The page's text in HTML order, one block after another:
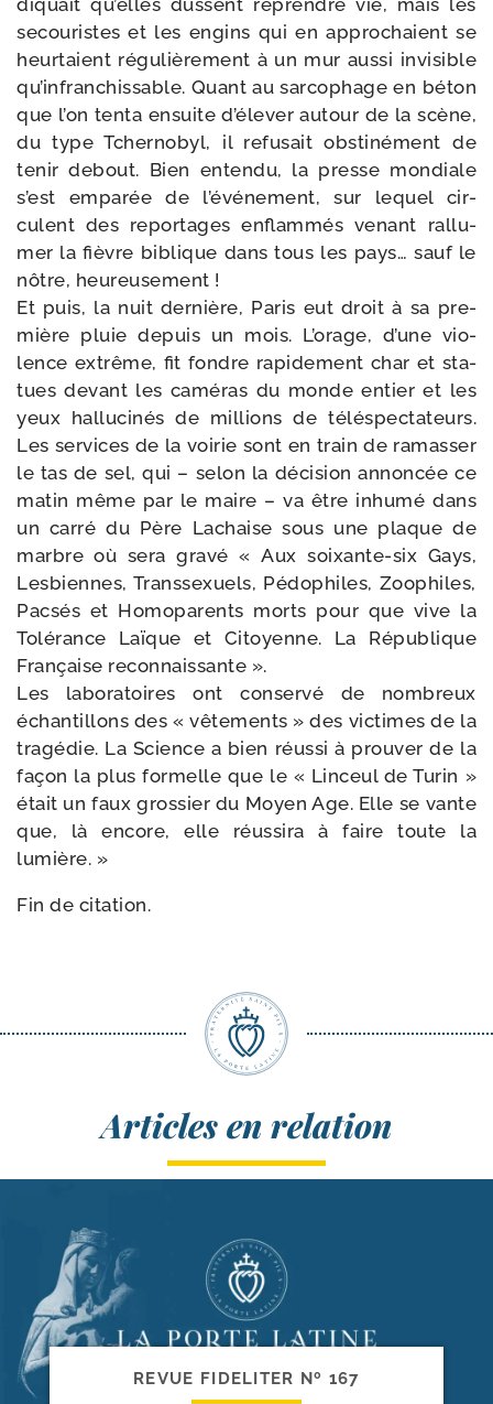
di­quait qu’elles dussent reprendre vie, mais les
secou­ristes et les engins qui en appro­chaient se
heur­taient régu­liè­re­ment à un mur aus­si invi­sible
qu’in­fran­chis­sable. Quant au sar­co­phage en béton
que l’on ten­ta ensuite d’é­le­ver autour de la scène,
du type Tchernobyl, il refu­sait obs­ti­né­ment de
tenir debout. Bien enten­du, la presse mon­diale
s’est empa­rée de l’é­vé­ne­ment, sur lequel cir­
culent des repor­tages enflam­més venant ral­lu­
mer la fièvre biblique dans tous les pays… sauf le
nôtre, heureusement !
Et puis, la nuit der­nière, Paris eut droit à sa pre­
mière pluie depuis un mois. L’orage, d’une vio­
lence extrême, fit fondre rapi­de­ment char et sta­
tues devant les camé­ras du monde entier et les
yeux hal­lu­ci­nés de mil­lions de télé­spec­ta­teurs.
Les ser­vices de la voi­rie sont en train de ramas­ser
le tas de sel, qui – selon la déci­sion annon­cée ce
matin même par le maire – va être inhu­mé dans
un car­ré du Père Lachaise sous une plaque de
marbre où sera gra­vé « Aux soixante-​six Gays,
Lesbiennes, Transsexuels, Pédophiles, Zoophiles,
Pacsés et Homoparents morts pour que vive la
Tolérance Laïque et Citoyenne. La République
Française reconnaissante ».
Les labo­ra­toires ont conser­vé de nom­breux
échan­tillons des « vête­ments » des vic­times de la
tra­gé­die. La Science a bien réus­si à prou­ver de la
façon la plus for­melle que le « Linceul de Turin »
était un faux gros­sier du Moyen Age. Elle se vante
que, là encore, elle réus­si­ra à faire toute la
lumière. »
Fin de citation.
Articles en relation
REVUE FIDELITER Nº 167